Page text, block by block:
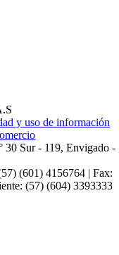
y uso de información
30 Sur - 119, Envigado -
(601) 4156764 | Fax:
(57) (604) 3393333